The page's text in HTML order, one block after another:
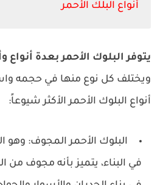
أنواع البلك الأحمر
يتوفر البلوك الأحمر بعدة
ويختلف كل نوع منها في حجمه
أنواع البلوك الأحمر الأكثر شيوعاً:
البلوك الأحمر المجوف: وهو
في البناء، يتميز بأنه مجوف من